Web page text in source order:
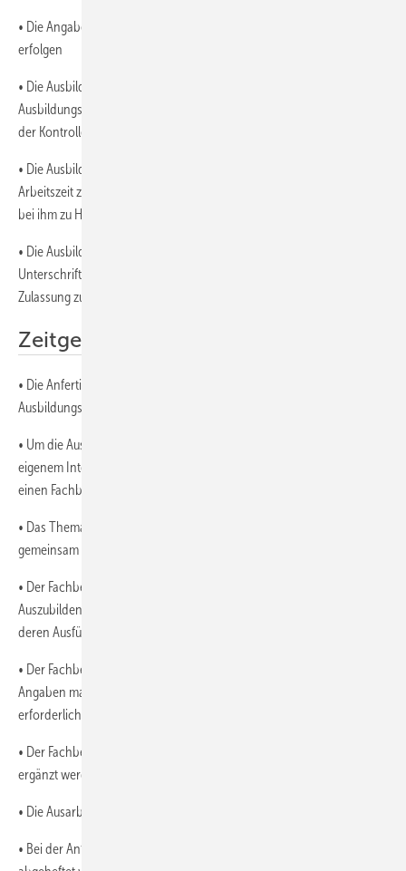
• Die Angaben im Ausbildungsnachweis müssen wahrheitsgemäß
erfolgen
• Die Ausbildungsnachweise dienen dazu, nachzuweisen, welche
Ausbildungs­inhalte in welchem Umfang vermittelt wurden und dienen
der Kontrolle der Ausbildung
• Die Ausbildungsnachweise sind gemäß Verordnung während der
Arbeitszeit zu führen. Auf Wunsch des Auszubildenden kann dies auch
bei ihm zu Hause erfolgen.
• Die Ausbildungsnachweise sind vom Ausbilder wöchentlich per
Unterschrift zu bestätigen. Sie sind eine Voraussetzung für die
Zulassung zur Gesellenprüfung.
Zeitgem����e Fachberichte
• Die Anfertigung von Fachberichten gehört gemäß der neuen
Ausbildungsverordnung zur Ausbildung.
• Um die Ausbildung zu dokumentieren, sollte jeder Ausbilder aus
eigenem Inter­esse von seinem Lehrling mindestens einmal im Monat
einen Fachbericht verfassen lassen.
• Das Thema des Wochenberichts sollten Azubi und Ausbilder
gemeinsam vereinbaren.
• Der Fachbericht muss sich mit einer der Tätigkeiten befassen, die der
Auszubildende in der Ausbildungswoche ausgeführt hat, bzw. an
deren Ausführung er in der Arbeitswoche beteiligt war.
• Der Fachbericht sollte einen Arbeits­ablauf beschreiben und
Angaben machen, welche Werkzeuge und welche Materialien hierzu
erforderlich sind.
• Der Fachbericht kann mit einer Zeichnung oder mit einer Skizze
ergänzt werden, die vom Azubi selbst angefertigt wird.
• Die Ausarbeitung kann handschriftlich oder auch am PC erfolgen.
• Bei der Anfertigung am PC muss ein Ausdruck der Arbeit im Ordner